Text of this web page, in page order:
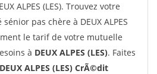
ALPES (LES). Trouvez votre
pas chère à DEUX ALPES
le tarif de votre mutuelle
à DEUX ALPES (LES). Faites
DEUX ALPES (LES) CrÃ©dit